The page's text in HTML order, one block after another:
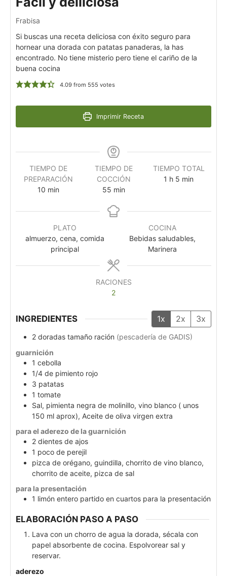
Frabisa
Si buscas una receta deliciosa con éxito seguro para
hornear una dorada con patatas panaderas, la has
encontrado. No tiene misterio pero tiene el cariño de la
buena cocina
4.09from 555 votes
Imprimir Receta
TIEMPO DE
PREPARACIÓN
10 min
TIEMPO DE
COCCIÓN
55 min
TIEMPO TOTAL
1 h 5 min
PLATO
almuerzo, cena, comida
principal
COCINA
Bebidas saludables,
Marinera
RACIONES
2
INGREDIENTES 1x 2x 3x
2 doradas tamaño ración (pescadería de GADIS)
guarnición
1 cebolla
1/4 de pimiento rojo
3 patatas
1 tomate
Sal, pimienta negra de molinillo, vino blanco ( unos
150 ml aprox), Aceite de oliva virgen extra
para el aderezo de la guarnición
2 dientes de ajos
1 poco de perejil
pizca de orégano, guindilla, chorrito de vino blanco,
chorrito de aceite, pizca de sal
para la presentación
1 limón entero partido en cuartos para la presentación
ELABORACIÓN PASO A PASO
Lava con un chorro de agua la dorada, sécala con
papel absorbente de cocina. Espolvorear sal y
reservar.
aderezo